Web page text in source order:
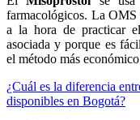
farmacológicos. La OMS
a la hora de practicar
asociada y porque es
el método más
¿Cuál es la diferencia
disponibles en Bogotá?